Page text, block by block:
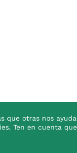
que otras nos
Ten en cuenta